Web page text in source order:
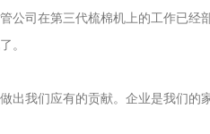
司在第三代梳棉机上的工作已
。
我们应有的贡献。企业是我们